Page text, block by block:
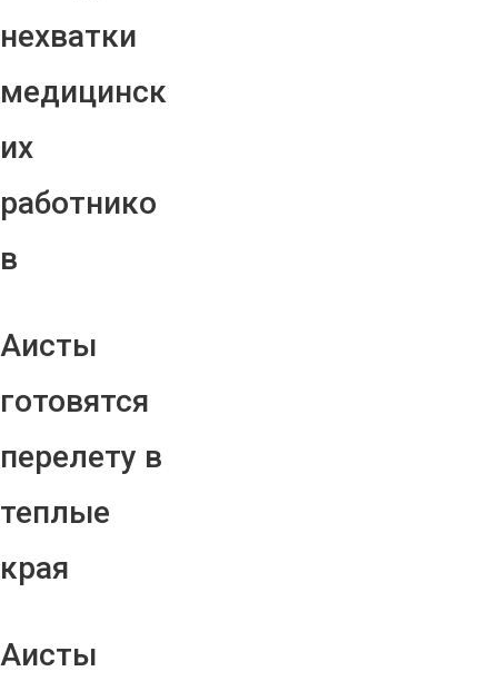
нехватки
медицинск
их
работнико
в
Аисты
готовятся
перелету в
теплые
края
Аисты